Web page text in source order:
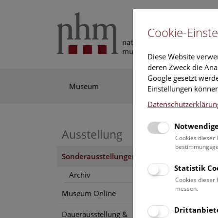
Museum Ausstellung
Ausstellung
Sonderausstellungen
Archiv
Museum Online
Dauerausstellung &
Cookie-
Diese Website
deren Zweck die
Google gesetzt
Einstellungen
Cookies dieser
Statistik
Cookies dieser
messen.